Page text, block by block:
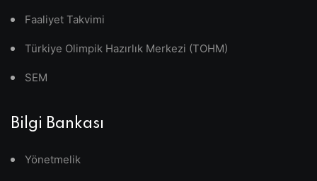
Faaliyet Takvimi
Türkiye Olimpik Hazırlık Merkezi (TOHM)
SEM
Bilgi Bankası
Yönetmelik